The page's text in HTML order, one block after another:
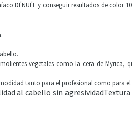
DÉNUÉE y conseguir resultados de color
vegetales como la cera de Myrica,
tanto para el profesional como para el
al cabello sin agresividadTextura